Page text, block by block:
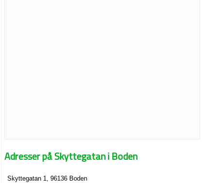
Adresser på Skyttegatan i Boden
Skyttegatan 1, 96136 Boden